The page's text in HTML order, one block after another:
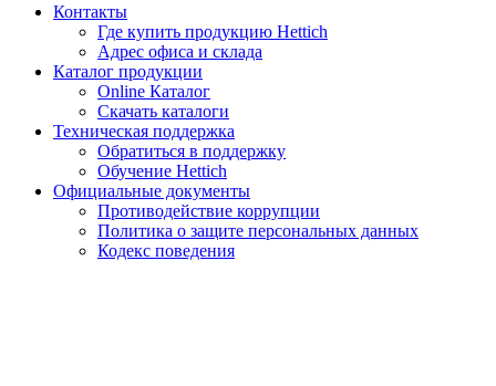
Контакты
Где купить продукцию Hettich
Адрес офиса и склада
Каталог продукции
Online Каталог
Скачать каталоги
Техническая поддержка
Обратиться в поддержку
Обучение Hettich
Официальные документы
Противодействие коррупции
Политика о защите персональных данных
Кодекс поведения